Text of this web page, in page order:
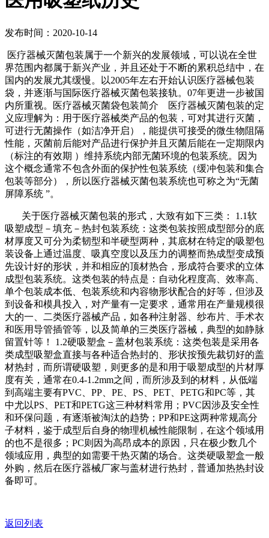
发布时间：2020-10-14
医疗器械灭菌包装属于一个新兴的发展领域，可以说在全世
界范围内都属于新兴产业，并且还处于不断的累积总结中，在
国内的发展尤其缓慢。以2005年左右开始认识医疗器械包装
袋，并逐渐与国际医疗器械灭菌包装接轨。07年更进一步被国
内所重视。医疗器械灭菌袋包装简介 医疗器械灭菌包装的定
义应理解为：用于医疗器械类产品的包装，可对其进行灭菌，
可进行无菌操作（如洁净开启），能提供可接受的微生物阻隔
性能，灭菌前后能对产品进行保护并且灭菌后能在一定期限内
（标注的有效期 ）维持系统内部无菌环境的包装系统。因为
这个概念通常不包含外面的保护性包装系统（缓冲包装和集合
包装等部分），所以医疗器械灭菌包装系统也可称之为“无菌
屏障系统 ”。
关于医疗器械灭菌包装的形式，大致有如下三类： 1.1软
吸塑成型－填充－热封包装系统：这类包装按照成型部分的底
材厚度又可分为柔韧型和半硬型两种，其底材在特定的吸塑包
装设备上通过温度、吸真空度以及压力的调整而热成型变成预
先设计好的形状，并和相应的顶材热合，形成符合要求的立体
成型包装系统。这类包装的特点是：自动化程度高、效率高、
单个包装成本低、包装系统和内容物形状配合的好等，但涉及
到设备和模具投入，对产量有一定要求，通常用在产量规模很
大的一、二类医疗器械产品，如各种注射器、纱布片、手术衣
和医用导管插管等，以及简单的三类医疗器械，典型的如静脉
留置针等！ 1.2硬吸塑盒－盖材包装系统：这类包装是采用各
类成型吸塑盒直接与各种适合热封的、形状按预先裁切好的盖
材热封，而所谓硬吸塑，则更多的是和用于吸塑成型的片材厚
度有关，通常在0.4-1.2mm之间，而所涉及到的材料，从低端
到高端主要有PVC、PP、PE、PS、PET、PETG和PC等，其
中尤以PS、PET和PETG这三种材料常用；PVC因涉及安全性
和环保问题，有逐渐被淘汰的趋势；PP和PE这两种常规高分
子材料，鉴于成型后自身的物理机械性能限制，在这个领域用
的也不是很多；PC则因为高昂成本的原因，只在极少数几个
领域应用，典型的如需要干热灭菌的场合。这类硬吸塑盒一般
外购，然后在医疗器械厂家与盖材进行热封，普通加热热封设
备即可。
返回列表